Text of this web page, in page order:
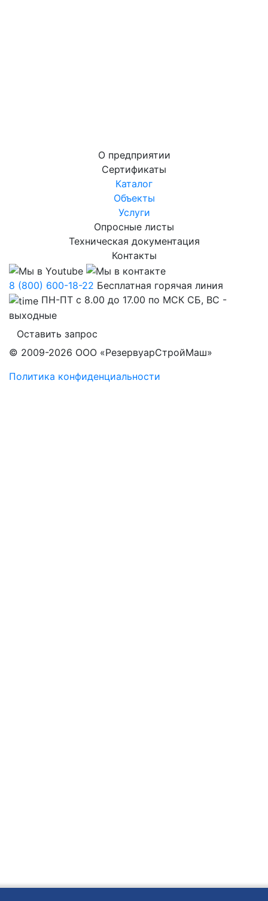
О предприятии
Сертификаты
Каталог
Объекты
Услуги
Опросные листы
Техническая документация
Контакты
8 (800) 600-18-22 Бесплатная горячая линия
ПН-ПТ с 8.00 до 17.00 по МСК СБ, ВС -
выходные
Оставить запрос
© 2009-2026 ООО «РезервуарСтройМаш»
Политика конфиденциальности